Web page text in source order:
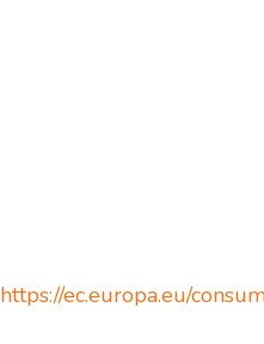
https://ec.europa.eu/